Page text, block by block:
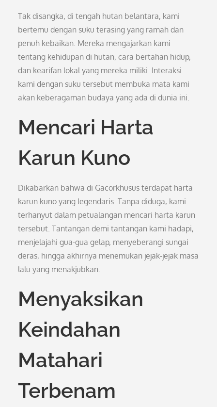
Tak disangka, di tengah hutan belantara, kami
bertemu dengan suku terasing yang ramah dan
penuh kebaikan. Mereka mengajarkan kami
tentang kehidupan di hutan, cara bertahan hidup,
dan kearifan lokal yang mereka miliki. Interaksi
kami dengan suku tersebut membuka mata kami
akan keberagaman budaya yang ada di dunia ini.
Mencari Harta
Karun Kuno
Dikabarkan bahwa di Gacorkhusus terdapat harta
karun kuno yang legendaris. Tanpa diduga, kami
terhanyut dalam petualangan mencari harta karun
tersebut. Tantangan demi tantangan kami hadapi,
menjelajahi gua-gua gelap, menyeberangi sungai
deras, hingga akhirnya menemukan jejak-jejak masa
lalu yang menakjubkan.
Menyaksikan
Keindahan
Matahari
Terbenam